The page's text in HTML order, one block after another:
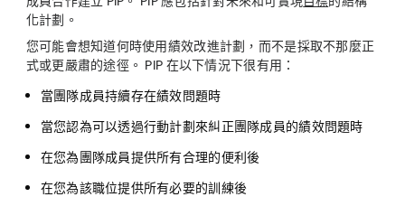
化計劃。
您可能會想知道何時使用績效改進計劃，而不是採取不那麼正
式或更嚴肅的途徑。 PIP 在以下情況下很有用：
當團隊成員持續存在績效問題時
當您認為可以透過行動計劃來糾正團隊成員的績效問題時
在您為團隊成員提供所有合理的便利後
在您為該職位提供所有必要的訓練後